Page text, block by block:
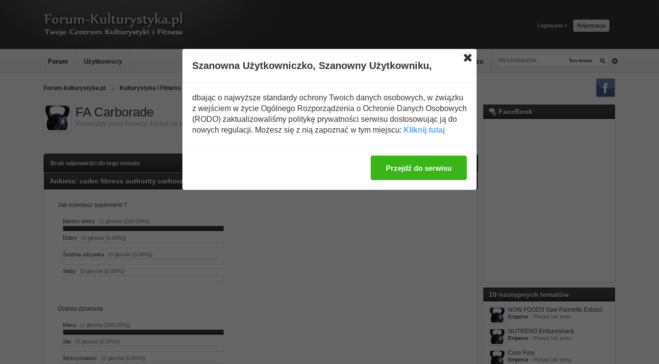
Logowanie » Rejestracja
Ten temat
Spalacze tłuszczu
Wyświetl nową zawartość
Forum Użytkownicy
Forum-kulturystyka.pl → Kulturystyka i Fitness
FA Carborade
Rozpoczęty przez Emperor, Ponad rok temu
Brak odpowiedzi do tego tematu
Ankieta: carbo fitness authority carborade opinie
Jak oceniasz suplement ?
Bardzo dobry (1 głosów [100.00%])
Dobry (0 głosów [0.00%])
Średnia odżywka (0 głosów [0.00%])
Słaby (0 głosów [0.00%])
Ocenia działania
Masa (1 głosów [100.00%])
Siła (0 głosów [0.00%])
Wytrzymałość (0 głosów [0.00%])
FaceBook
10 następnych tematów
NOW FOODS Saw Palmetto Extract
Emperor- Ponad rok temu
NUTREND Endurosnack
Emperor- Ponad rok temu
Core Fury
Emperor- Ponad rok temu
Szanowna Użytkowniczko, Szanowny Użytkowniku,
dbając o najwyższe standardy ochrony Twoich danych osobowych, w związku
z wejściem w życie Ogólnego Rozporządzenia o Ochronie Danych Osobowych
(RODO) zaktualizowaliśmy politykę prywatności serwisu dostosowując ją do
nowych regulacji. Możesz się z nią zapoznać w tym miejscu: Kliknij tutaj
Przejdź do serwisu